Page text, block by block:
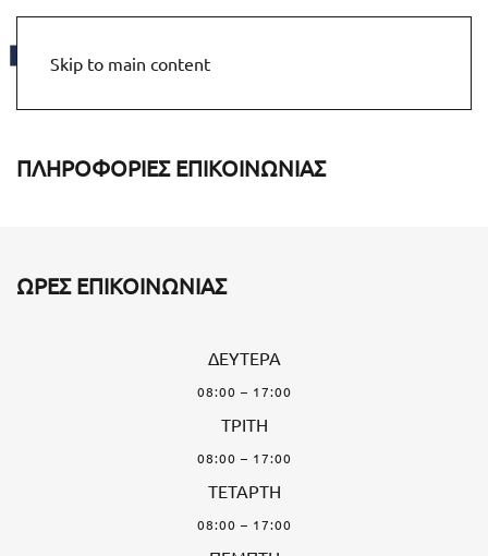
Skip to main content
ΠΛΗΡΟΦΟΡΙΕΣ ΕΠΙΚΟΙΝΩΝΙΑΣ
ΩΡΕΣ ΕΠΙΚΟΙΝΩΝΙΑΣ
ΔΕΥΤΕΡΑ
08:00 – 17:00
ΤΡΙΤΗ
08:00 – 17:00
ΤΕΤΑΡΤΗ
08:00 – 17:00